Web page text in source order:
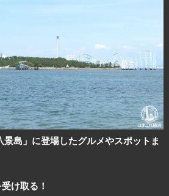
島」に登場したグルメやスポットま
け取る！